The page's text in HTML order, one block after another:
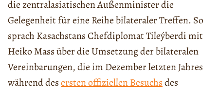
die zentralasiatischen Außenminister die
Gelegenheit für eine Reihe bilateraler Treffen. So
sprach Kasachstans Chefdiplomat Tileýberdi mit
Heiko Mass über die Umsetzung der bilateralen
Vereinbarungen, die im Dezember letzten Jahres
während desersten offiziellen Besuchsdes